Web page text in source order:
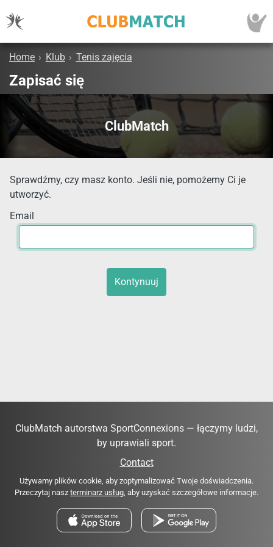
Home › Klub › Tenis zajęcia
Zapisać się
ClubMatch
Sprawdźmy, czy masz konto. Jeśli nie, pomożemy Ci je
utworzyć.
Email
Kontynuuj
ClubMatch autorstwa SportConnexions — łączymy ludzi,
by uprawiali sport.
Contact
Używamy plików cookie, aby zoptymalizować Twoje doświadczenia.
Przeczytaj nasz terminarz usług, aby uzyskać szczegółowe informacje.